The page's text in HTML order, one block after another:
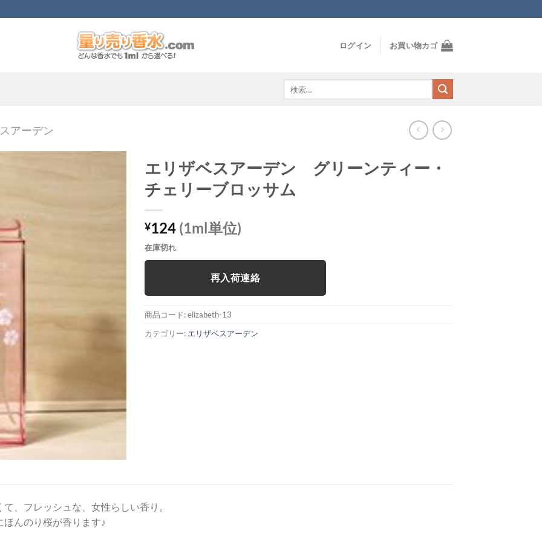
ログイン お買い物カゴ
アーデン
エリザベスアーデン グリーンティー・
チェリーブロッサム
¥124 (1ml単位)
在庫切れ
再入荷連絡
商品コード:elizabeth-13
カテゴリー: エリザベスアーデン
、フレッシュな、女性らしい香り。
ほんのり桜が香ります♪